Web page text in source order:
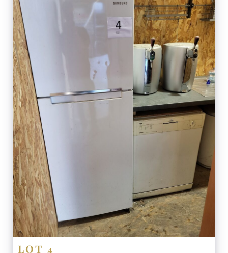
LOT 4